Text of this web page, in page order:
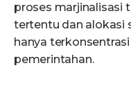
proses marjinalisasi
tertentu dan alokasi
hanya
pemerintahan.